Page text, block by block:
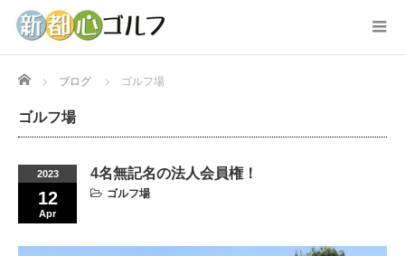
Home ブログ ゴルフ場
ゴルフ場
2023
12
Apr
4名無記名の法人会員権！
ゴルフ場